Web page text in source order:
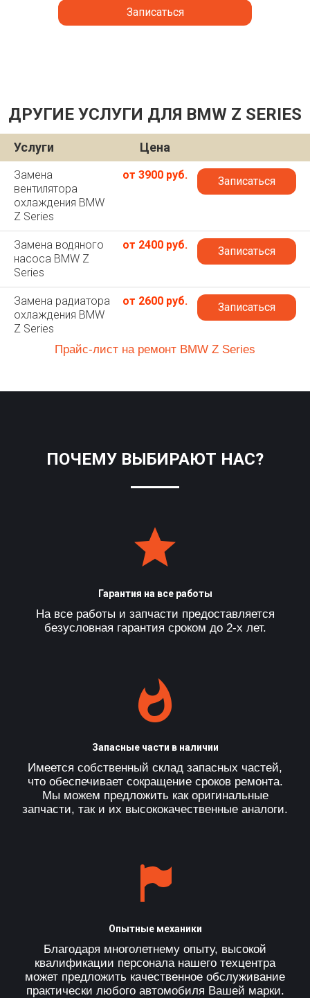
Записаться
ДРУГИЕ УСЛУГИ ДЛЯ BMW Z SERIES
Услуги Цена
Замена
вентилятора
охлаждения BMW
Z Series
от 3900 руб. Записаться
Замена водяного
насоса BMW Z
Series
от 2400 руб. Записаться
Замена радиатора
охлаждения BMW
Z Series
от 2600 руб. Записаться
Прайс-лист на ремонт BMW Z Series
ПОЧЕМУ ВЫБИРАЮТ НАС?
Гарантия на все работы
На все работы и запчасти предоставляется
безусловная гарантия сроком до 2-х лет.
Запасные части в наличии
Имеется собственный склад запасных частей,
что обеспечивает сокращение сроков ремонта.
Мы можем предложить как оригинальные
запчасти, так и их высококачественные аналоги.
Опытные механики
Благодаря многолетнему опыту, высокой
квалификации персонала нашего техцентра
может предложить качественное обслуживание
практически любого автомобиля Вашей марки.